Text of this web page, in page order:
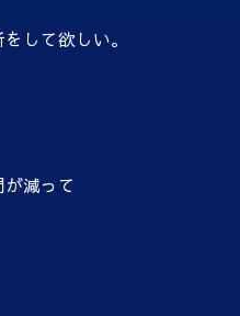
して欲しい。
減って